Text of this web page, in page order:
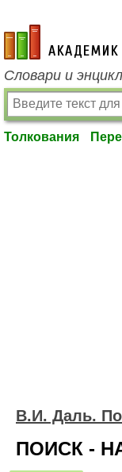
academic.ru
Словари и
Толкования
В.И. Даль.
ПОИСК -